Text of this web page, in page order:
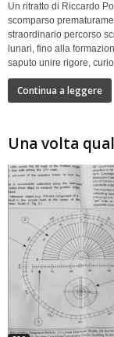
Un ritratto di Riccardo
scomparso
straordinario percorso
lunari, fino alla
saputo unire rigore,
Continua a leggere
Una volta